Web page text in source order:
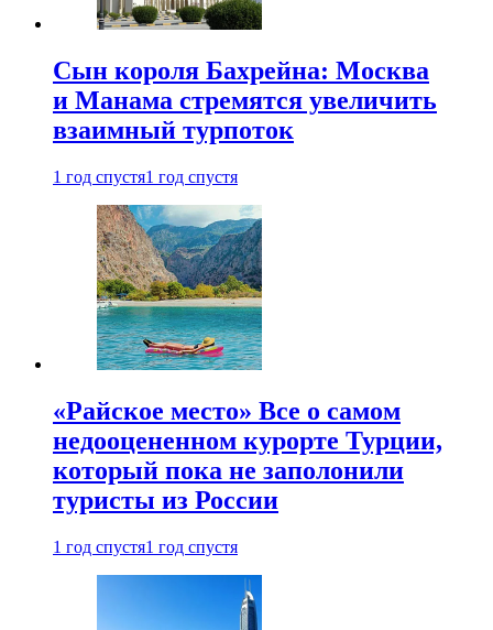
Сын короля Бахрейна: Москва
и Манама стремятся увеличить
взаимный турпоток
1 год спустя1 год спустя
«Райское место» Все о самом
недооцененном курорте Турции,
который пока не заполонили
туристы из России
1 год спустя1 год спустя